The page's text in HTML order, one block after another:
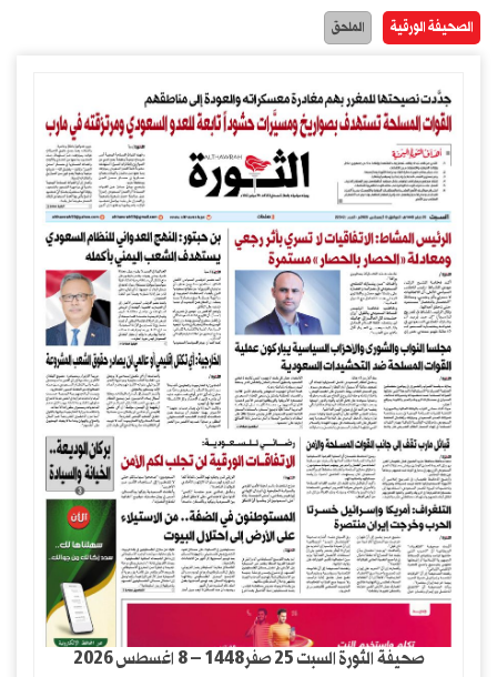
الصحيفة الورقية الملحق
صحيفة الثورة السبت 25 صفر1448 – 8 اغسطس 2026